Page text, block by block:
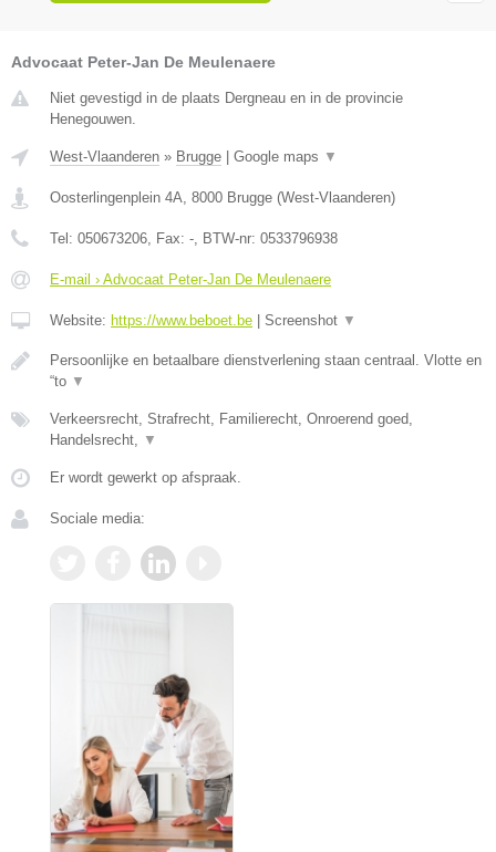
Advocaat Peter-Jan De Meulenaere
Niet gevestigd in de plaats Dergneau en in de provincie
Henegouwen.
West-Vlaanderen » Brugge Google maps ▼
Oosterlingenplein 4A 8000 Brugge (West-Vlaanderen)
Tel: 050673206 , Fax: - , BTW-nr: 0533796938
E-mail › Advocaat Peter-Jan De Meulenaere
Website: https://www.beboet.be Screenshot ▼
Persoonlijke en betaalbare dienstverlening staan centraal. Vlotte en
“to ▼
Verkeersrecht, Strafrecht, Familierecht, Onroerend goed,
Handelsrecht,
▼
Er wordt gewerkt op afspraak.
Sociale media: